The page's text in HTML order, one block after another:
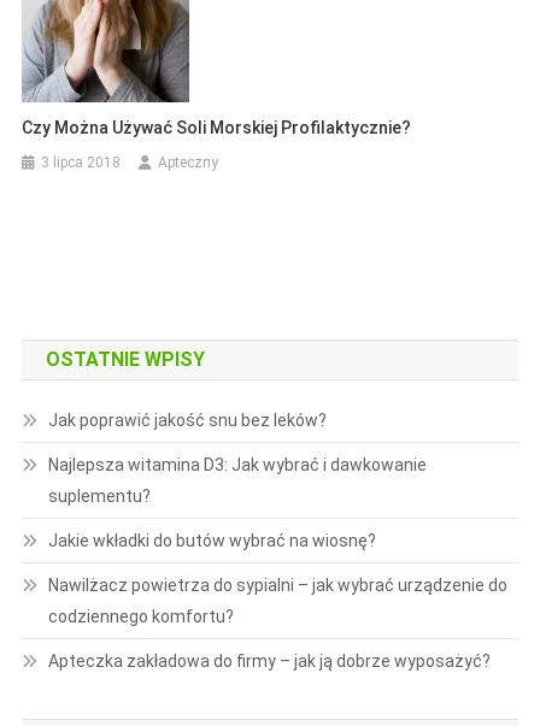
Czy Można Używać Soli Morskiej Profilaktycznie?
3 lipca 2018 Apteczny
OSTATNIE WPISY
Jak poprawić jakość snu bez leków?
Najlepsza witamina D3: Jak wybrać i dawkowanie
suplementu?
Jakie wkładki do butów wybrać na wiosnę?
Nawilżacz powietrza do sypialni – jak wybrać urządzenie do
codziennego komfortu?
Apteczka zakładowa do firmy – jak ją dobrze wyposażyć?